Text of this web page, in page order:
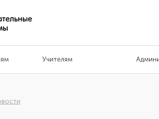
Учителям